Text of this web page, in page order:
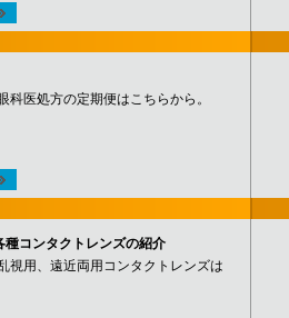
科医処方の定期便はこちらから。
コンタクトレンズの紹介
視用、遠近両用コンタクトレンズは